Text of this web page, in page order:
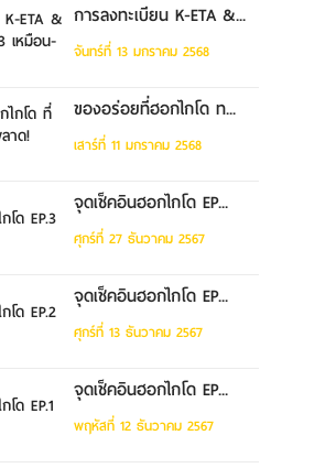
การลงทะเบียน K-ETA &...
จันทร์ที่ 13 มกราคม 2568
ของอร่อยที่ฮอกไกโด ท...
เสาร์ที่ 11 มกราคม 2568
จุดเช็คอินฮอกไกโด EP...
ศุกร์ที่ 27 ธันวาคม 2567
จุดเช็คอินฮอกไกโด EP...
ศุกร์ที่ 13 ธันวาคม 2567
จุดเช็คอินฮอกไกโด EP...
พฤหัสที่ 12 ธันวาคม 2567